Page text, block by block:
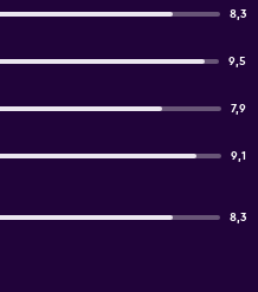
8,3
9,5
7,9
9,1
8,3